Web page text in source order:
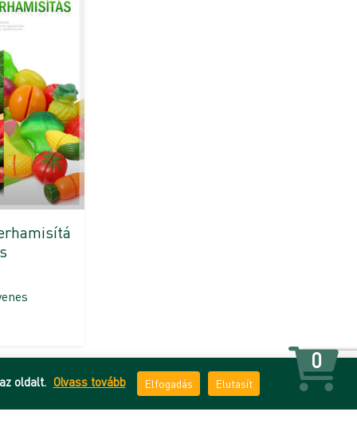
s
oldalt. Olvass tovább Elfogadás Elutasít
0